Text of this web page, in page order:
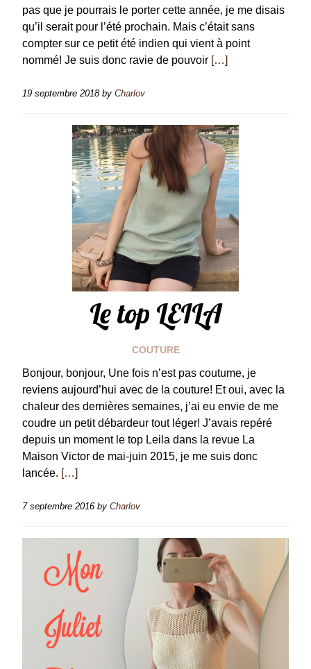
pas que je pourrais le porter cette année, je me disais
qu’il serait pour l’été prochain. Mais c’était sans
compter sur ce petit été indien qui vient à point
nommé! Je suis donc ravie de pouvoir […]
19 septembre 2018by Charlov
Le top LEILA
COUTURE
Bonjour, bonjour, Une fois n’est pas coutume, je
reviens aujourd’hui avec de la couture! Et oui, avec la
chaleur des dernières semaines, j’ai eu envie de me
coudre un petit débardeur tout léger! J’avais repéré
depuis un moment le top Leila dans la revue La
Maison Victor de mai-juin 2015, je me suis donc
lancée. […]
7 septembre 2016 by Charlov